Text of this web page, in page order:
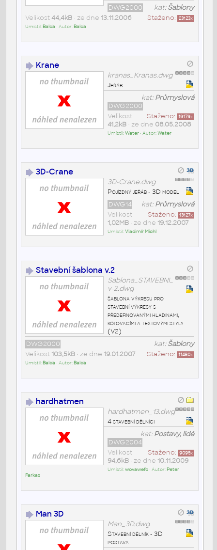
kat:Šablony
DWG2000
Staženo: 23123x
Velikost 44,4kB• ze dne 13.11.2006
Umístil: Balda • Autor: Balda
Krane
kranas_Kranas.dwg
Jeřáb
kat:Průmyslová
DWG2000
Staženo: 19179x
Velikost
41,2kB• ze dne 08.05.2008
Umístil:Water• Autor:Water
3D-Crane
3D-Crane.dwg
Pojízdný jeřáb - 3D model
kat:Průmyslová
DWG14
Staženo: 13127x
Velikost
1,02MB• ze dne 19.12.2007
Umístil:Vladimír Michl
Stavební šablona v.2
Sablona_STAVEBNI_
v-2.dwg
šablona výkresu pro
stavební výkresy s
předefinovanými hladinami,
kótovacími a textovými styly
(V2)
kat:Šablony
DWG2000
Staženo: 11480x
Velikost 103,5kB• ze dne 19.01.2007
Umístil: Balda • Autor: Balda
hardhatmen
hardhatmen_13.dwg
4 stavební dělníci
kat:Postavy, lidé
DWG2004
Staženo: 9095x
Velikost
94,6kB• ze dne 10.11.2009
Umístil:wovawefo• Autor: Peter
Farkas
Man 3D
Man_3D.dwg
Stavební dělník - 3D
postava